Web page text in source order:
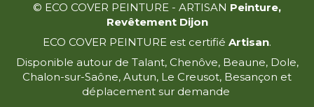
© ECO COVER PEINTURE - ARTISAN Peinture,
Revêtement Dijon
ECO COVER PEINTURE est certifié Artisan.
Disponible autour de Talant, Chenôve, Beaune, Dole,
Chalon-sur-Saône, Autun, Le Creusot, Besançon et
déplacement sur demande